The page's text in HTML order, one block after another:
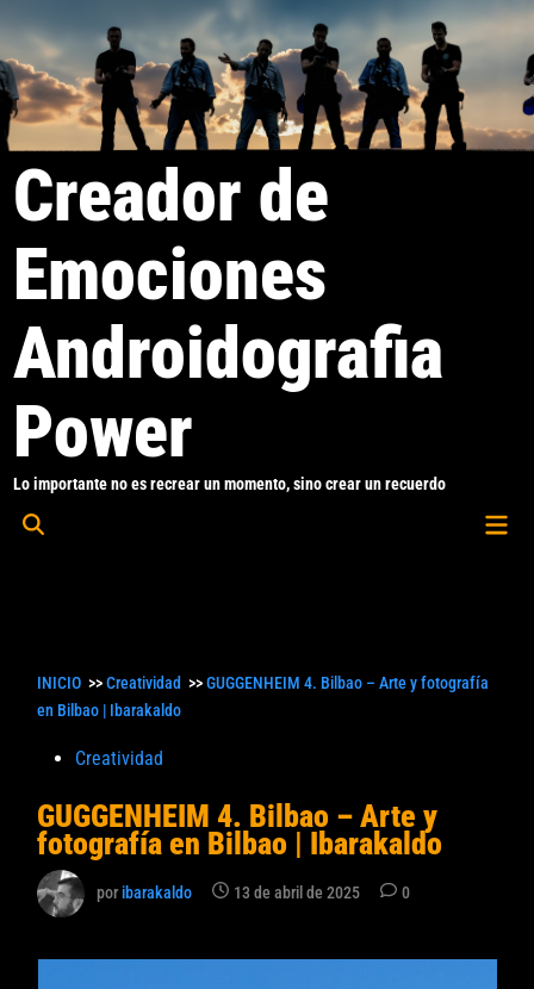
al
contenido
Creador de
Emociones
Androidografia
Power
Lo importante no es recrear un momento, sino crear un recuerdo
Abrir
INICIO >>Creatividad >>GUGGENHEIM 4. Bilbao – Arte y fotografía
en Bilbao | Ibarakaldo
Publicado
Creatividad
GUGGENHEIM 4. Bilbao – Arte y
fotografía en Bilbao | Ibarakaldo
poribarakaldo 13 de abril de 2025 0